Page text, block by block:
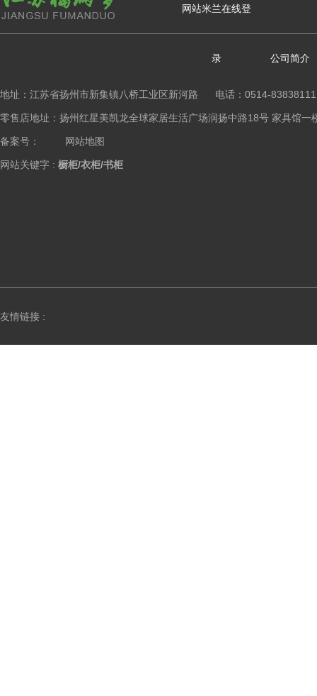
网站米兰在线登
录 公司简介
地址：江苏省扬州市新集镇八桥工业区新河路 电话：0514-
零售店地址：扬州红星美凯龙全球家居生活广场润扬中路18号 家具
备案号： 网站地图
网站关键字 : 橱柜/衣柜/书柜
友情链接 :